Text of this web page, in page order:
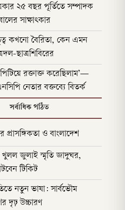
২৫ বছর পূর্তিতে সম্পাদক
সাক্ষাৎকার
কখনো বৈরিতা, কেন এমন
ছাত্রশিবিরের
রক্তাক্ত করেছিলাম’—
নেতার বক্তব্যে বিতর্ক
সর্বাধিক পঠিত
প্রাসঙ্গিকতা ও বাংলাদেশ
খুলল জুলাই স্মৃতি জাদুঘর,
টিকিট
নতুন ভাষা: সার্বভৌম
দৃঢ় উচ্চারণ